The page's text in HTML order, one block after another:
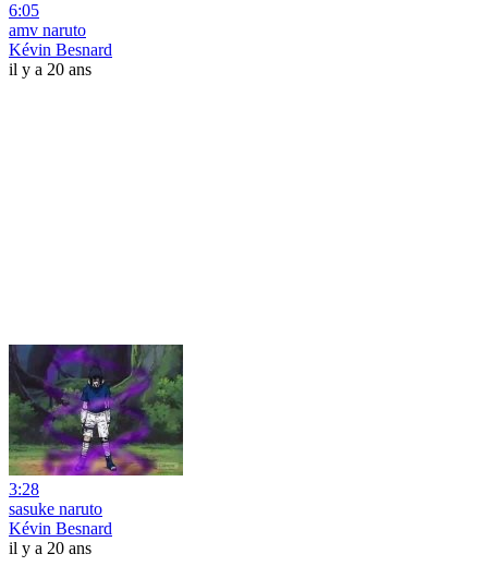
6:05
amv naruto
Kévin Besnard
il y a 20 ans
3:28
sasuke naruto
Kévin Besnard
il y a 20 ans